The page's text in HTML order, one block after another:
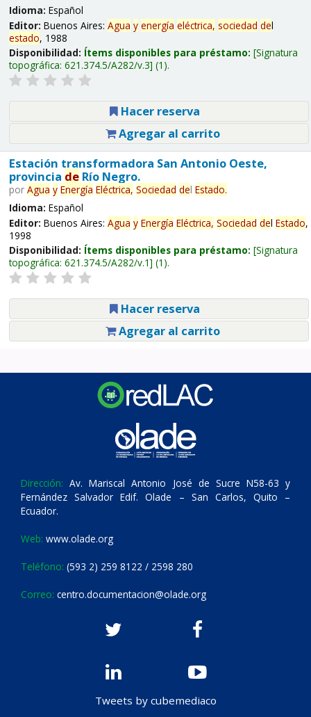
Idioma: Español
Editor: Buenos Aires: Agua y energía eléctrica, sociedad del
estado, 1988
Disponibilidad: Ítems disponibles para préstamo: Signatura
topográfica: 621.374.5/A282/v.3 (1).
Hacer reserva
Agregar al carrito
Estación transformadora San Antonio Oeste,
provincia deRío Negro.
por Agua y Energía Eléctrica, Sociedad del Estado.
Idioma: Español
Editor: Buenos Aires: Agua y Energía Eléctrica, Sociedad del Estado,
1998
Disponibilidad: Ítems disponibles para préstamo: Signatura
topográfica: 621.374.5/A282/v.1 (1).
Hacer reserva
Agregar al carrito
Dirección: Av. Mariscal Antonio José de Sucre N58-63 y
Fernández Salvador Edif. Olade – San Carlos, Quito –
Ecuador.
Web: www.olade.org
Teléfono: (593 2) 259 8122 / 2598 280
Correo: centro.documentacion@olade.org
Tweets by cubemediaco